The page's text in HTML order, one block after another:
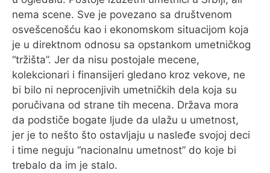
nema scene. Sve je povezano sa društvenom
osvešcenošću kao i ekonomskom situacijom koja
je u direktnom odnosu sa opstankom umetničkog
“tržišta”. Jer da nisu postojale mecene,
kolekcionari i finansijeri gledano kroz vekove, ne
bi bilo ni neprocenjivih umetničkih dela koja su
poručivana od strane tih mecena. Država mora
da podstiče bogate ljude da ulažu u umetnost,
jer je to nešto što ostavljaju u nasleđe svojoj deci
i time neguju “nacionalnu umetnost” do koje bi
trebalo da im je stalo.